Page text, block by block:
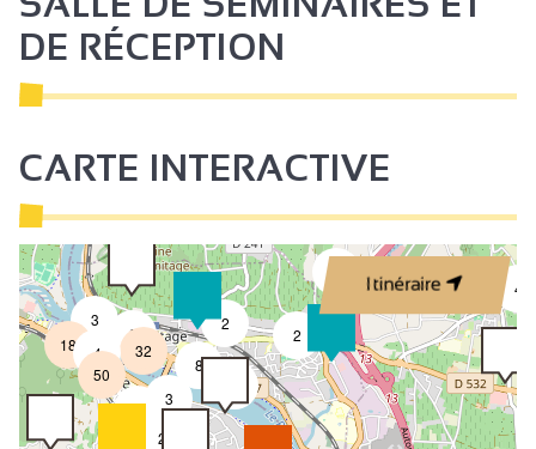
DE RÉCEPTION
CARTE INTERACTIVE
Itinéraire
2
2
4
2
8
3
4
18
2
8
3
50
32